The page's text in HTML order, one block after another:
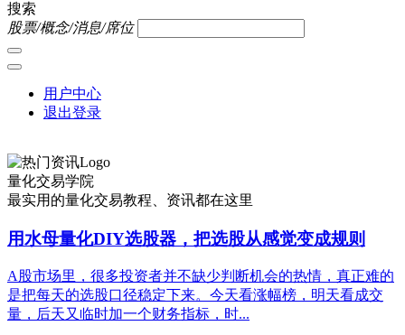
搜索
股票/概念/消息/席位
用户中心
退出登录
量化交易学院
最实用的量化交易教程、资讯都在这里
用水母量化DIY选股器，把选股从感觉变成规则
A股市场里，很多投资者并不缺少判断机会的热情，真正难的
是把每天的选股口径稳定下来。今天看涨幅榜，明天看成交
量，后天又临时加一个财务指标，时...